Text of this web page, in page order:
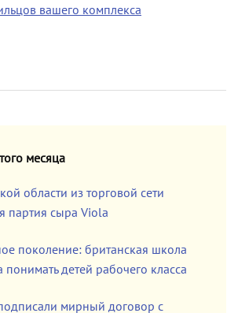
вашего комплекса
месяца
области из торговой сети
партия сыра Viola
поколение: британская школа
понимать детей рабочего класса
мирный договор с